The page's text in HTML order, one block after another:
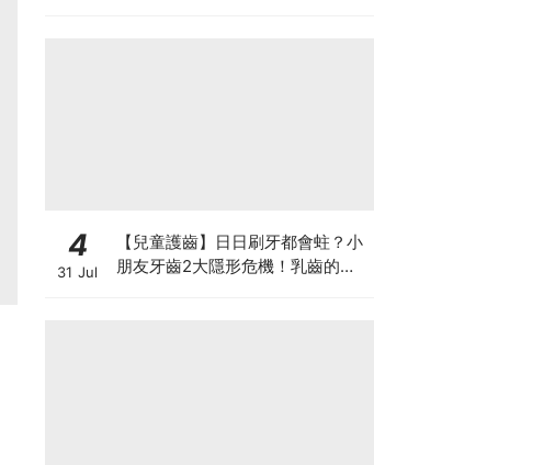
4
31 Jul
【兒童護齒】日日刷牙都會蛀？小
朋友牙齒2大隱形危機！乳齒的琺